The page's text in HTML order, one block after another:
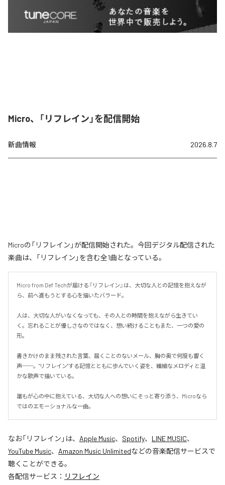
Micro、「リフレイン」を配信開始
新曲情報 2026.8.7
Microの「リフレイン」が配信開始された。今回デジタル配信された
楽曲は、「リフレイン」を含む全1曲となっている。
Micro from Def Techが届ける『リフレイン』は、大切な人との記憶を抱えなが
ら、前へ進もうとする心を描いたバラード。
人は、大切な人がいなくなっても、その人との時間を抱えながら生きてい
く。忘れることが優しさなのではなく、想い続けることもまた、一つの愛の
形。
書きかけのまま残された言葉、届くことのないメール、胸の奥で何度も響く
声──。"リフレイン"する記憶とともに歩んでいく姿を、繊細なメロディと温
かな歌声で描いている。
誰もが心の中に抱えている、大切な人への想いにそっと寄り添う、Microなら
ではのエモーショナルな一曲。
なお「リフレイン 」は、 Apple Music、 Spotify、 LINE MUSIC、
YouTube Music、 Amazon Music Unlimitedなどの音楽配信サービスで
聴くことができる。
各配信サービス： リフレイン